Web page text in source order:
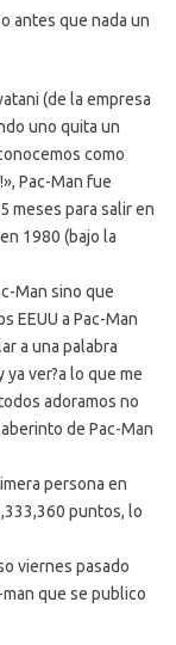
antes que nada un
(de la empresa
uno quita un
como
Pac-Man fue
meses para salir en
1980 (bajo la
Man sino que
EEUU a Pac-Man
a una palabra
ya ver?a lo que me
adoramos no
de Pac-Man
persona en
puntos, lo
viernes pasado
que se publico